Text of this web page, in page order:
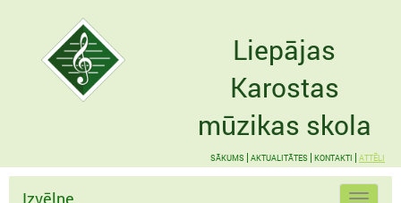
Liepājas
Karostas
mūzikas skola
SĀKUMS AKTUALITĀTES KONTAKTI ATTĒLI
Izvēlne